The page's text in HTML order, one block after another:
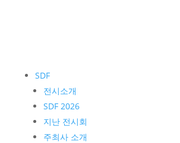
SDF
전시소개
SDF 2026
지난 전시회
주최사 소개